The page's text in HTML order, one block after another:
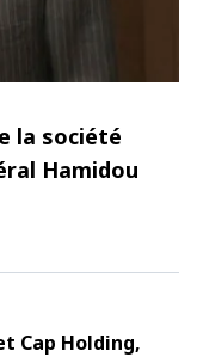
la société
Hamidou
Cap Holding,